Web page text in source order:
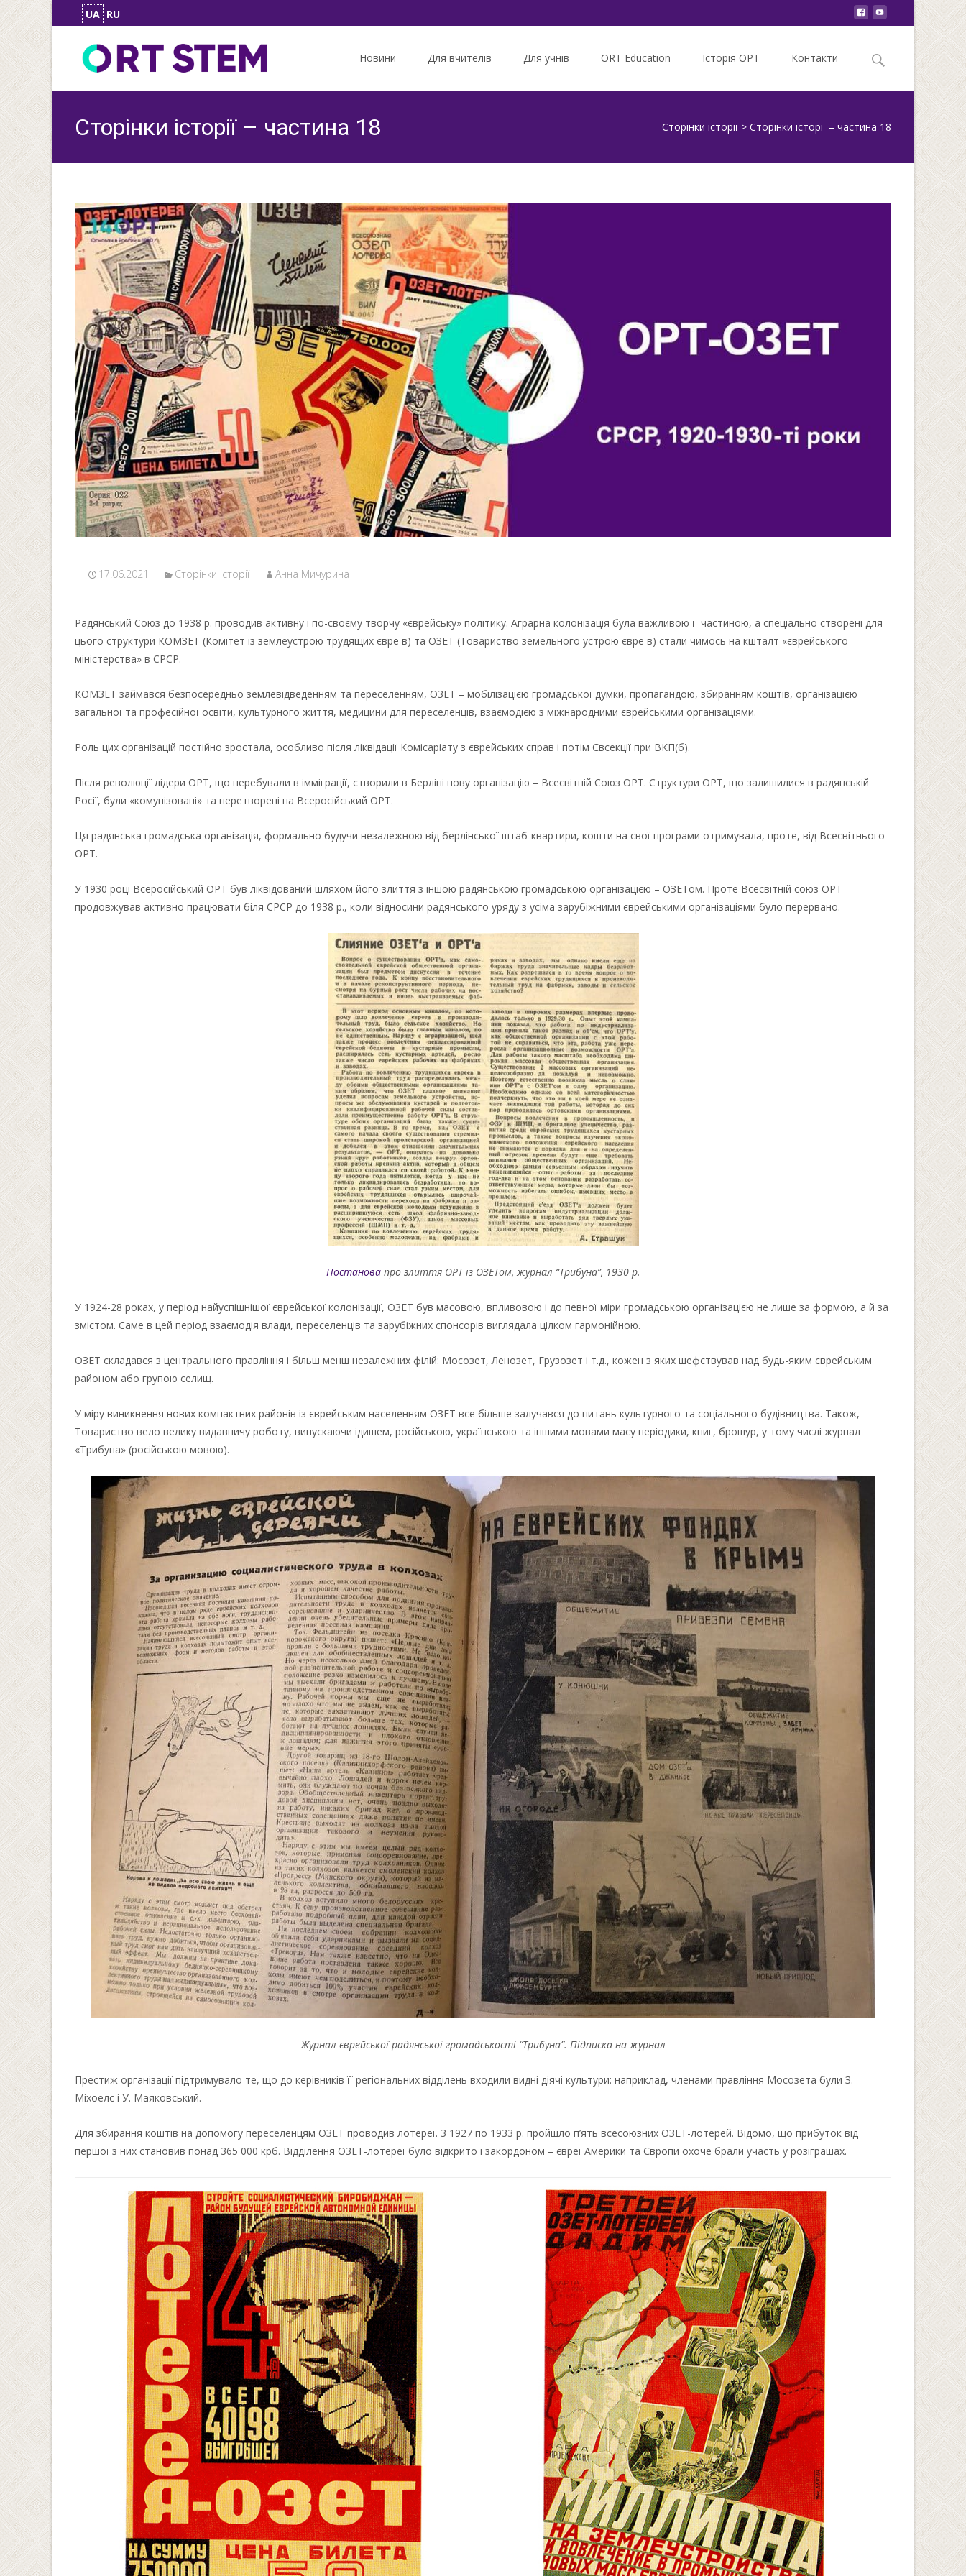
UA RU
Новини Для вчителів Для учнів ORT Education Історія ОРТ Контакти
Search
Сторінки історії – частина 18 Сторінки історії > Сторінки історії – частина 18
17.06.2021 Сторінки історії Анна Мичурина
Радянський Союз до 1938 р. проводив активну і по-своєму творчу «єврейську» політику. Аграрна колонізація була важливою її частиною, а спеціально створені для
цього структури КОМЗЕТ (Комітет із землеустрою трудящих євреїв) та ОЗЕТ (Товариство земельного устрою євреїв) стали чимось на кшталт «єврейського
міністерства» в СРСР.
КОМЗЕТ займався безпосередньо землевідведенням та переселенням, ОЗЕТ – мобілізацією громадської думки, пропагандою, збиранням коштів, організацією
загальної та професійної освіти, культурного життя, медицини для переселенців, взаємодією з міжнародними єврейськими організаціями.
Роль цих організацій постійно зростала, особливо після ліквідації Комісаріату з єврейських справ і потім Євсекції при ВКП(б).
Після революції лідери ОРТ, що перебували в імміграції, створили в Берліні нову організацію – Всесвітній Союз ОРТ. Структури ОРТ, що залишилися в радянській
Росії, були «комунізовані» та перетворені на Всеросійський ОРТ.
Ця радянська громадська організація, формально будучи незалежною від берлінської штаб-квартири, кошти на свої програми отримувала, проте, від Всесвітнього
ОРТ.
У 1930 році Всеросійський ОРТ був ліквідований шляхом його злиття з іншою радянською громадською організацією – ОЗЕТом. Проте Всесвітній союз ОРТ
продовжував активно працювати біля СРСР до 1938 р., коли відносини радянського уряду з усіма зарубіжними єврейськими організаціями було перервано.
Постанова про злиття ОРТ із ОЗЕТом, журнал “Трибуна”, 1930 р.
У 1924-28 роках, у період найуспішнішої єврейської колонізації, ОЗЕТ був масовою, впливовою і до певної міри громадською організацією не лише за формою, а й за
змістом. Саме в цей період взаємодія влади, переселенців та зарубіжних спонсорів виглядала цілком гармонійною.
ОЗЕТ складався з центрального правління і більш менш незалежних філій: Мосозет, Ленозет, Грузозет і т.д., кожен з яких шефствував над будь-яким єврейським
районом або групою селищ.
У міру виникнення нових компактних районів із єврейським населенням ОЗЕТ все більше залучався до питань культурного та соціального будівництва. Також,
Товариство вело велику видавничу роботу, випускаючи ідишем, російською, українською та іншими мовами масу періодики, книг, брошур, у тому числі журнал
«Трибуна» (російською мовою).
Журнал єврейської радянської громадськості “Трибуна”. Підписка на журнал
Престиж організації підтримувало те, що до керівників її регіональних відділень входили видні діячі культури: наприклад, членами правління Мосозета були З.
Міхоелс і У. Маяковський.
Для збирання коштів на допомогу переселенцям ОЗЕТ проводив лотереї. З 1927 по 1933 р. пройшло п’ять всесоюзних ОЗЕТ-лотерей. Відомо, що прибуток від
першої з них становив понад 365 000 крб. Відділення ОЗЕТ-лотереї було відкрито і закордоном – євреї Америки та Європи охоче брали участь у розіграшах.